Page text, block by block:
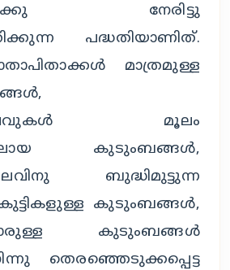
നേരിട്ടു
പദ്ധതിയാണിത്.
മാത്രമുള്ള
മൂലം
കുടുംബങ്ങൾ,
ബുദ്ധിമുട്ടുന്ന
കുട്ടികളുള്ള കുടുംബങ്ങൾ,
കുടുംബങ്ങൾ
തെരഞ്ഞെടുക്കപ്പെട്ട